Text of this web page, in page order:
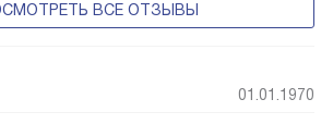
ВСЕ ОТЗЫВЫ
01.01.1970